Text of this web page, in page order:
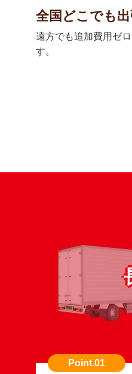
全国どこでも
遠方でも追加費用ゼ
す。